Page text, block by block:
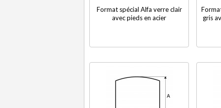
Format spécial Alfa verre clair
avec pieds en acier
gris